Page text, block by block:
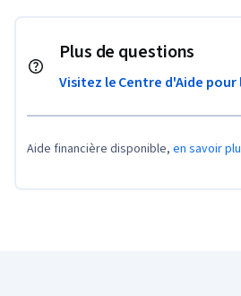
Plus de questions
Visitez le Centre d'Aide
Aide financière disponible, en savoir